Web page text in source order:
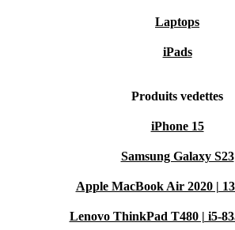
Laptops
iPads
Produits vedettes
iPhone 15
Samsung Galaxy S23
Apple MacBook Air 2020 |
Lenovo ThinkPad T480 | i5-